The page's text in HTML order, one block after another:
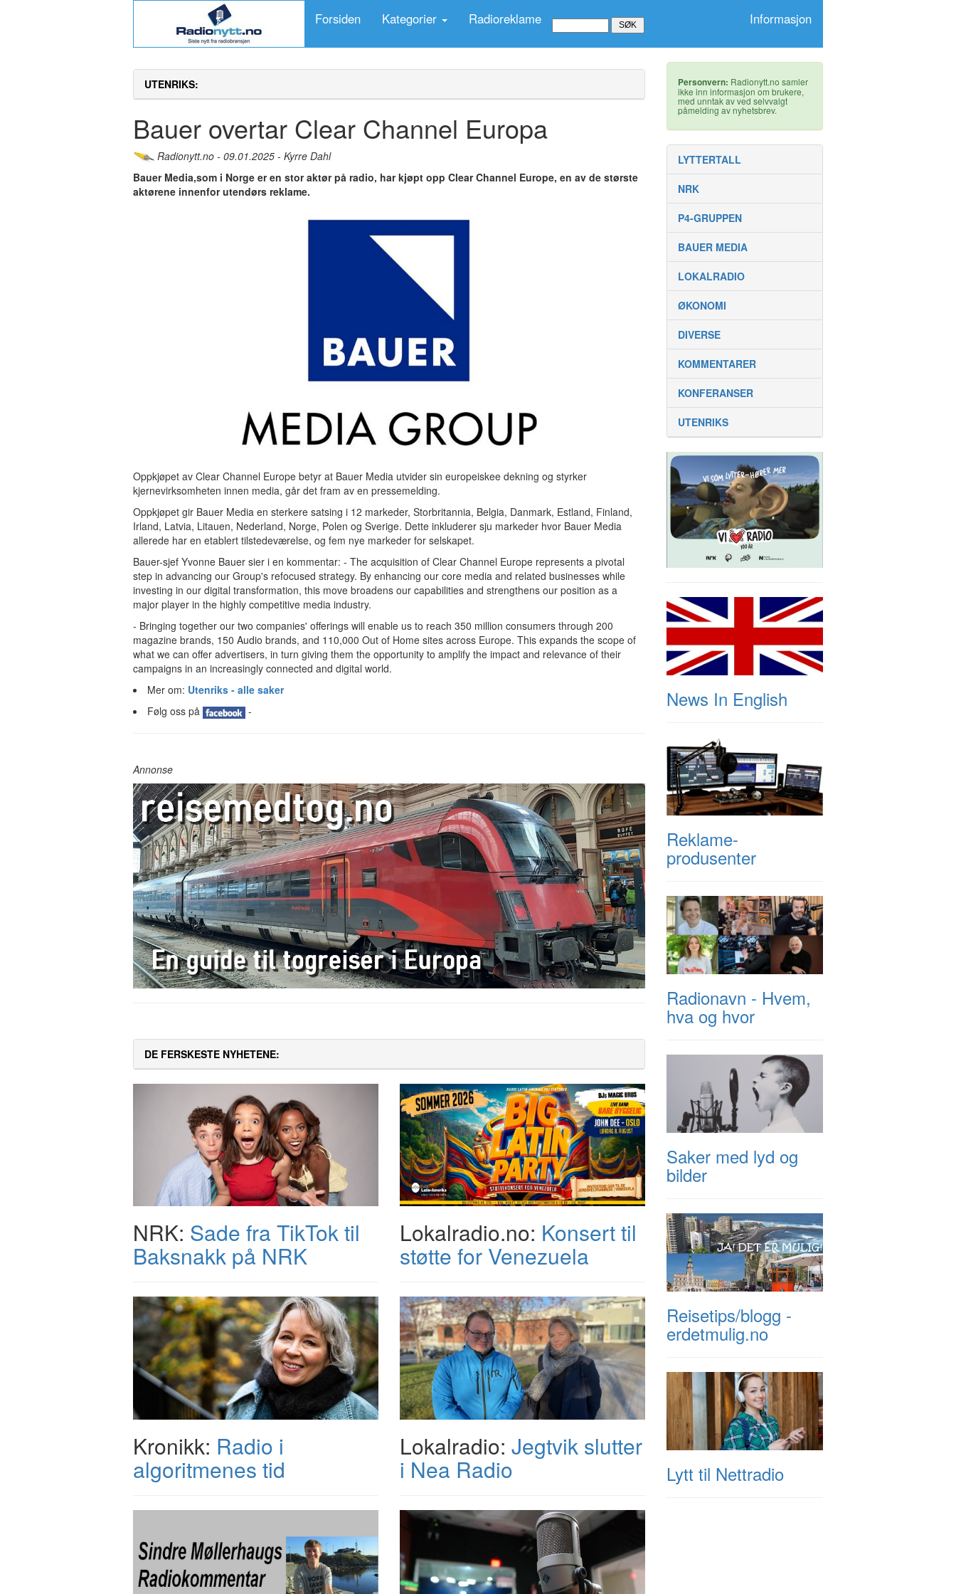
Forsiden Kategorier Radioreklame Informasjon
UTENRIKS:
Bauer overtar Clear Channel Europa
Radionytt.no - 09.01.2025 - Kyrre Dahl
Bauer Media,som i Norge er en stor aktør på radio, har kjøpt opp Clear Channel Europe, en av de største
aktørene innenfor utendørs reklame.
Oppkjøpet av Clear Channel Europe betyr at Bauer Media utvider sin europeiskee dekning og styrker
kjernevirksomheten innen media, går det fram av en pressemelding.
Oppkjøpet gir Bauer Media en sterkere satsing i 12 markeder, Storbritannia, Belgia, Danmark, Estland, Finland,
Irland, Latvia, Litauen, Nederland, Norge, Polen og Sverige. Dette inkluderer sju markeder hvor Bauer Media
allerede har en etablert tilstedeværelse, og fem nye markeder for selskapet.
Bauer-sjef Yvonne Bauer sier i en kommentar: - The acquisition of Clear Channel Europe represents a pivotal
step in advancing our Group's refocused strategy. By enhancing our core media and related businesses while
investing in our digital transformation, this move broadens our capabilities and strengthens our position as a
major player in the highly competitive media industry.
- Bringing together our two companies' offerings will enable us to reach 350 million consumers through 200
magazine brands, 150 Audio brands, and 110,000 Out of Home sites across Europe. This expands the scope of
what we can offer advertisers, in turn giving them the opportunity to amplify the impact and relevance of their
campaigns in an increasingly connected and digital world.
Mer om: Utenriks - alle saker
Følg oss på
-
Annonse
DE FERSKESTE NYHETENE:
NRK: Sade fra TikTok til
Baksnakk på NRK
Lokalradio.no: Konsert til
støtte for Venezuela
Kronikk: Radio i
algoritmenes tid
Lokalradio: Jegtvik slutter
i Nea Radio
Personvern: Radionytt.no samler
ikke inn informasjon om brukere,
med unntak av ved selvvalgt
påmelding av nyhetsbrev.
LYTTERTALL
NRK
P4-GRUPPEN
BAUER MEDIA
LOKALRADIO
ØKONOMI
DIVERSE
KOMMENTARER
KONFERANSER
UTENRIKS
News In English
Reklame-
produsenter
Radionavn - Hvem,
hva og hvor
Saker med lyd og
bilder
Reisetips/blogg -
erdetmulig.no
Lytt til Nettradio